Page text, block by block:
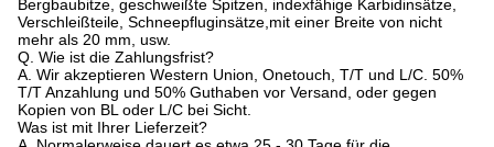
Bergbaubitze, geschweißte Spitzen, indexfähige Karbidinsätze,
Verschleißteile, Schneepfluginsätze,mit einer Breite von nicht
mehr als 20 mm, usw.
Q. Wie ist die Zahlungsfrist?
A. Wir akzeptieren Western Union, Onetouch, T/T und L/C. 50%
T/T Anzahlung und 50% Guthaben vor Versand, oder gegen
Kopien von BL oder L/C bei Sicht.
Was ist mit Ihrer Lieferzeit?